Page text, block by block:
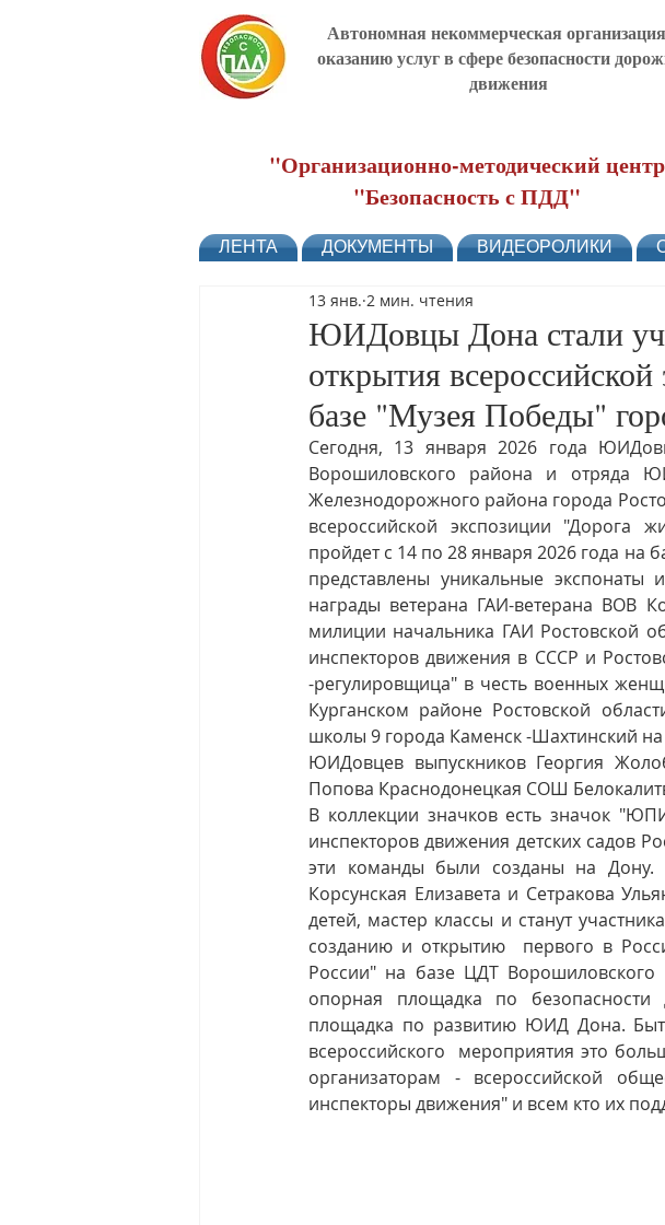
Автономная некоммерческая
оказанию услуг в сфере безопасности
движения
"Организационно-методический центр
"Безопасность с ПДД"
ЛЕНТА ДОКУМЕНТЫ ВИДЕОРОЛИКИ
ЮИДовцы Дона стали
открытия
базе "Музея Победы"
13 янв. 2 мин. чтения
Сегодня, 13 января 2026 года
Ворошиловского района и отряда
Железнодорожного района города
всероссийской экспозиции "Дорога
пройдет с 14 по 28 января 2026 года на
представлены уникальные
награды ветерана ГАИ-ветерана ВОВ
милиции начальника ГАИ Ростовской
инспекторов движения в СССР и
-регулировщица" в честь военных
Курганском районе Ростовской
школы 9 города Каменск -Шахтинский
ЮИДовцев выпускников Георгия
Попова Краснодонецкая СОШ
В коллекции значков есть значок
инспекторов движения детских садов
эти команды были созданы на Дону.
Корсунская Елизавета и Сетракова
детей, мастер классы и станут
созданию и открытию  первого в
России" на базе ЦДТ
опорная площадка по безопасности
площадка по развитию ЮИД Дона.
всероссийского  мероприятия это
организаторам - всероссийской
инспекторы движения" и всем кто их